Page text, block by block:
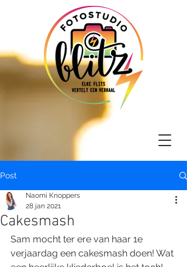
Post
Cakesmash
Naomi Knoppers
28 jan 2021
Sam mocht ter ere van haar 1e
verjaardag een cakesmash doen! Wat